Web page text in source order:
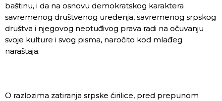
baštinu, i da na osnovu demokratskog karaktera
savremenog društvenog uređenja, savremenog srpskog
društva i njegovog neotuđivog prava radi na očuvanju
svoje kulture i svog pisma, naročito kod mlađeg
naraštaja.
O razlozima zatiranja srpske ćirilice, pred prepunom